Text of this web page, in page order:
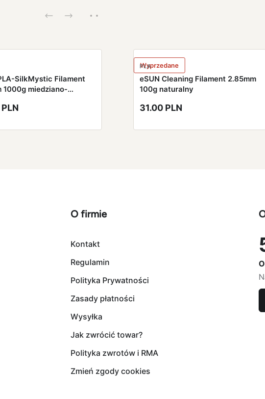
SilkMystic Filament
1000g miedziano-
Wyprzedane
PLA
eSUN Cleaning Filament 2.85mm
100g naturalny
31.00 PLN
O firmie
Kontakt
Regulamin
Polityka Prywatności
Zasady płatności
Wysyłka
Jak zwrócić towar?
Polityka zwrotów i RMA
Zmień zgody cookies